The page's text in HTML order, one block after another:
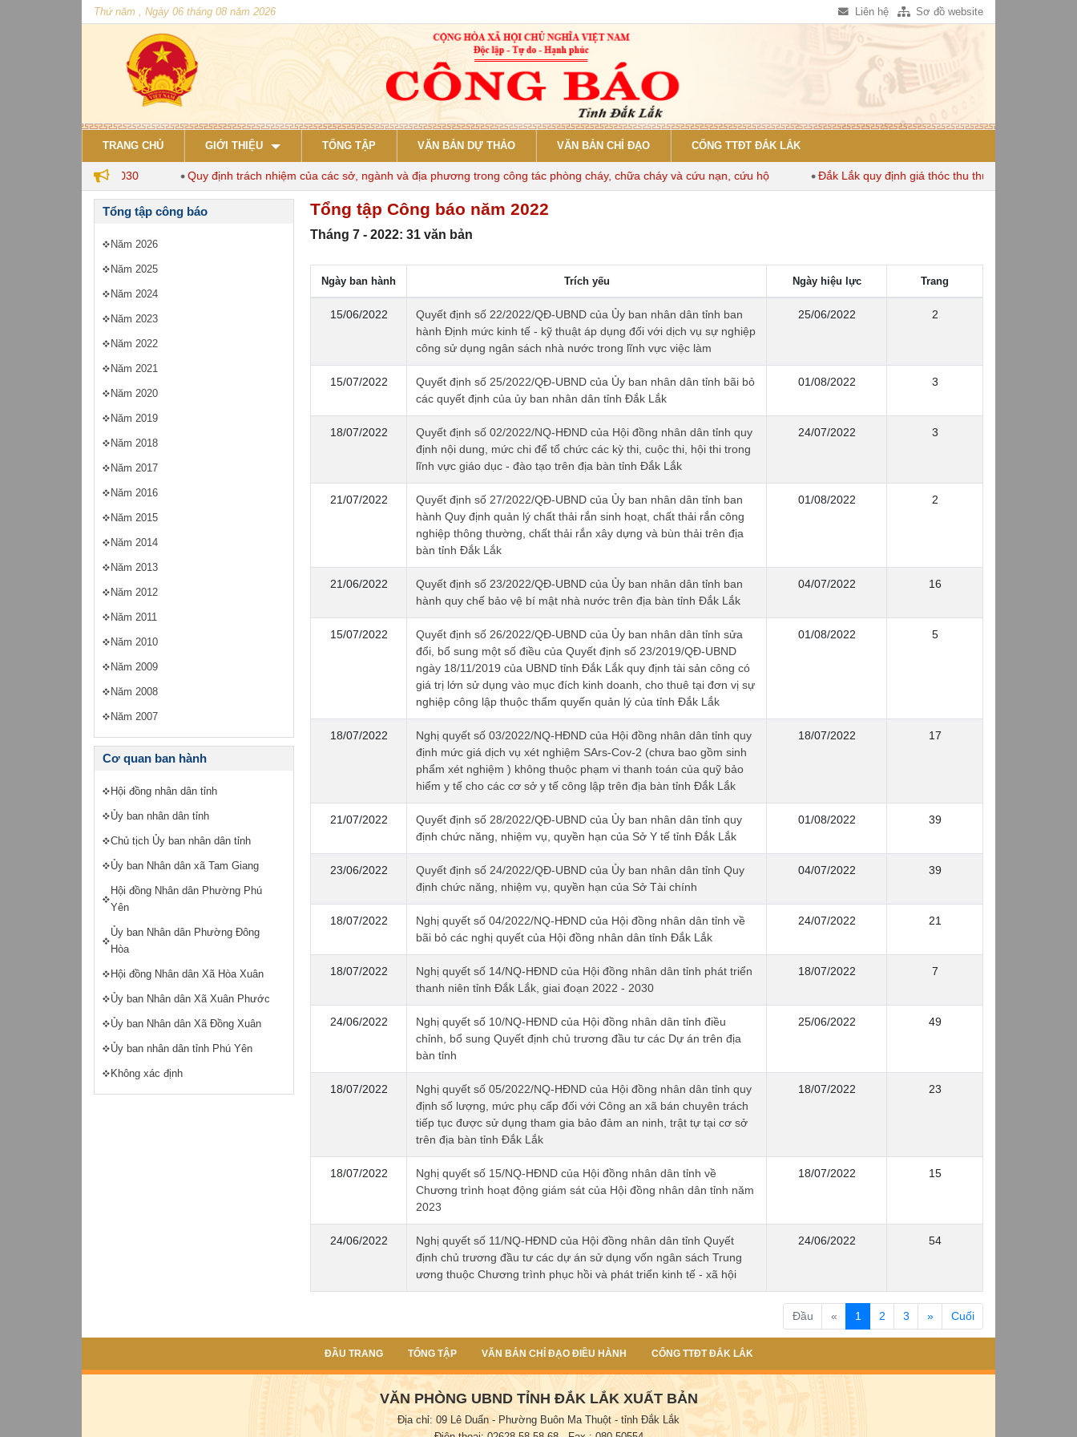
Thứ năm , Ngày 06 tháng 08 năm 2026 Liên hệ Sơ đồ website
TRANG CHỦ GIỚI THIỆU TỔNG TẬP VĂN BẢN DỰ THẢO VĂN BẢN CHỈ ĐẠO CỔNG TTĐT ĐẮK LẮK
nuôi đến năm 2030 Quy định trách nhiệm của các sở, ngành và địa phương trong công tác phòng cháy, chữa cháy và cứu nạn, cứu hộ Đắk Lắk quy định giá thóc thu thuế dùng để tính thuế
Tổng tập công báo
Năm 2026
Năm 2025
Năm 2024
Năm 2023
Năm 2022
Năm 2021
Năm 2020
Năm 2019
Năm 2018
Năm 2017
Năm 2016
Năm 2015
Năm 2014
Năm 2013
Năm 2012
Năm 2011
Năm 2010
Năm 2009
Năm 2008
Năm 2007
Cơ quan ban hành
Hội đồng nhân dân tỉnh
Ủy ban nhân dân tỉnh
Chủ tịch Ủy ban nhân dân tỉnh
Ủy ban Nhân dân xã Tam Giang
Hội đồng Nhân dân Phường Phú
Yên
Ủy ban Nhân dân Phường Đông
Hòa
Hội đồng Nhân dân Xã Hòa Xuân
Ủy ban Nhân dân Xã Xuân Phước
Ủy ban Nhân dân Xã Đồng Xuân
Ủy ban nhân dân tỉnh Phú Yên
Không xác định
Tổng tập Công báo năm 2022
Tháng 7 - 2022: 31 văn bản
Ngày ban hành Trích yếu Ngày hiệu lực Trang
15/06/2022
Quyết định số 22/2022/QĐ-UBND của Ủy ban nhân dân tỉnh ban
hành Định mức kinh tế - kỹ thuật áp dụng đối với dịch vụ sự nghiệp
công sử dụng ngân sách nhà nước trong lĩnh vực việc làm
25/06/2022 2
15/07/2022
Quyết định số 25/2022/QĐ-UBND của Ủy ban nhân dân tỉnh bãi bỏ
các quyết định của ủy ban nhân dân tỉnh Đắk Lắk
01/08/2022 3
18/07/2022
Quyết định số 02/2022/NQ-HĐND của Hội đồng nhân dân tỉnh quy
định nội dung, mức chi để tổ chức các kỳ thi, cuộc thi, hội thi trong
lĩnh vực giáo dục - đào tạo trên địa bàn tỉnh Đắk Lắk
24/07/2022 3
21/07/2022
Quyết định số 27/2022/QĐ-UBND của Ủy ban nhân dân tỉnh ban
hành Quy định quản lý chất thải rắn sinh hoạt, chất thải rắn công
nghiệp thông thường, chất thải rắn xây dựng và bùn thải trên địa
bàn tỉnh Đắk Lắk
01/08/2022 2
21/06/2022
Quyết định số 23/2022/QĐ-UBND của Ủy ban nhân dân tỉnh ban
hành quy chế bảo vệ bí mật nhà nước trên địa bàn tỉnh Đắk Lắk
04/07/2022 16
15/07/2022
Quyết định số 26/2022/QĐ-UBND của Ủy ban nhân dân tỉnh sửa
đổi, bổ sung một số điều của Quyết định số 23/2019/QĐ-UBND
ngày 18/11/2019 của UBND tỉnh Đắk Lắk quy định tài sản công có
giá trị lớn sử dụng vào mục đích kinh doanh, cho thuê tại đơn vị sự
nghiệp công lập thuộc thẩm quyến quản lý của tỉnh Đắk Lắk
01/08/2022 5
18/07/2022
Nghị quyết số 03/2022/NQ-HĐND của Hội đồng nhân dân tỉnh quy
định mức giá dịch vụ xét nghiệm SArs-Cov-2 (chưa bao gồm sinh
phẩm xét nghiệm ) không thuộc phạm vi thanh toán của quỹ bảo
hiểm y tế cho các cơ sở y tế công lập trên địa bàn tỉnh Đắk Lắk
18/07/2022 17
21/07/2022
Quyết định số 28/2022/QĐ-UBND của Ủy ban nhân dân tỉnh quy
định chức năng, nhiệm vụ, quyền hạn của Sở Y tế tỉnh Đắk Lắk
01/08/2022 39
23/06/2022
Quyết định số 24/2022/QĐ-UBND của Ủy ban nhân dân tỉnh Quy
định chức năng, nhiệm vụ, quyền hạn của Sở Tài chính
04/07/2022 39
18/07/2022
Nghị quyết số 04/2022/NQ-HĐND của Hội đồng nhân dân tỉnh về
bãi bỏ các nghị quyết của Hội đồng nhân dân tỉnh Đắk Lắk
24/07/2022 21
18/07/2022
Nghị quyết số 14/NQ-HĐND của Hội đồng nhân dân tỉnh phát triển
thanh niên tỉnh Đắk Lắk, giai đoạn 2022 - 2030
18/07/2022 7
24/06/2022
Nghị quyết số 10/NQ-HĐND của Hội đồng nhân dân tỉnh điều
chỉnh, bổ sung Quyết định chủ trương đầu tư các Dự án trên địa
bàn tỉnh
25/06/2022 49
18/07/2022
Nghị quyết số 05/2022/NQ-HĐND của Hội đồng nhân dân tỉnh quy
định số lượng, mức phụ cấp đối với Công an xã bán chuyên trách
tiếp tục được sử dụng tham gia bảo đảm an ninh, trật tự tại cơ sở
trên địa bàn tỉnh Đắk Lắk
18/07/2022 23
18/07/2022
Nghị quyết số 15/NQ-HĐND của Hội đồng nhân dân tỉnh về
Chương trình hoạt động giám sát của Hội đồng nhân dân tỉnh năm
2023
18/07/2022 15
24/06/2022
Nghị quyết số 11/NQ-HĐND của Hội đồng nhân dân tỉnh Quyết
định chủ trương đầu tư các dự án sử dụng vốn ngân sách Trung
ương thuộc Chương trình phục hồi và phát triển kinh tế - xã hội
24/06/2022 54
Đầu « 1 (current)
2 3 » Cuối
ĐẦU TRANG TỔNG TẬP VĂN BẢN CHỈ ĐẠO ĐIỀU HÀNH CỔNG TTĐT ĐẮK LẮK
VĂN PHÒNG UBND TỈNH ĐẮK LẮK XUẤT BẢN
Địa chỉ: 09 Lê Duẩn - Phường Buôn Ma Thuột - tỉnh Đắk Lắk